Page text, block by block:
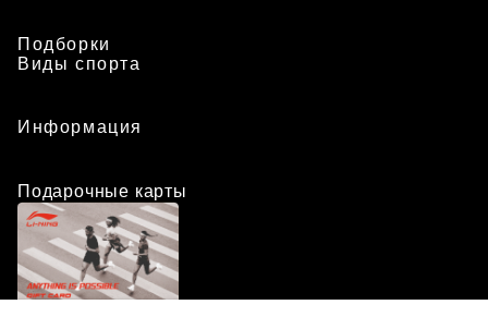
Подборки
Виды спорта
Информация
Подарочные карты